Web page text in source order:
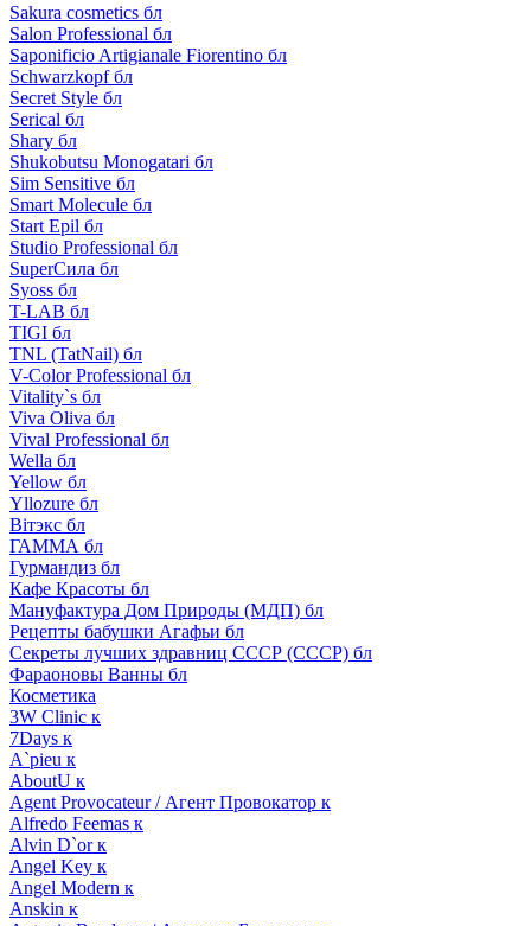
Sakura cosmetics бл
Salon Professional бл
Saponificio Artigianale Fiorentino бл
Schwarzkopf бл
Secret Style бл
Serical бл
Shary бл
Shukobutsu Monogatari бл
Sim Sensitive бл
Smart Molecule бл
Start Epil бл
Studio Professional бл
SuperСила бл
Syoss бл
T-LAB бл
TIGI бл
TNL (TatNail) бл
V-Color Professional бл
Vitality`s бл
Viva Oliva бл
Vival Professional бл
Wella бл
Yellow бл
Yllozure бл
Вiтэкс бл
ГАММА бл
Гурмандиз бл
Кафе Красоты бл
Мануфактура Дом Природы (МДП) бл
Рецепты бабушки Агафьи бл
Секреты лучших здравниц СССР (СССР) бл
Фараоновы Ванны бл
Косметика
3W Clinic к
7Days к
A`pieu к
AboutU к
Agent Provocateur / Агент Провокатор к
Alfredo Feemas к
Alvin D`or к
Angel Key к
Angel Modern к
Anskin к